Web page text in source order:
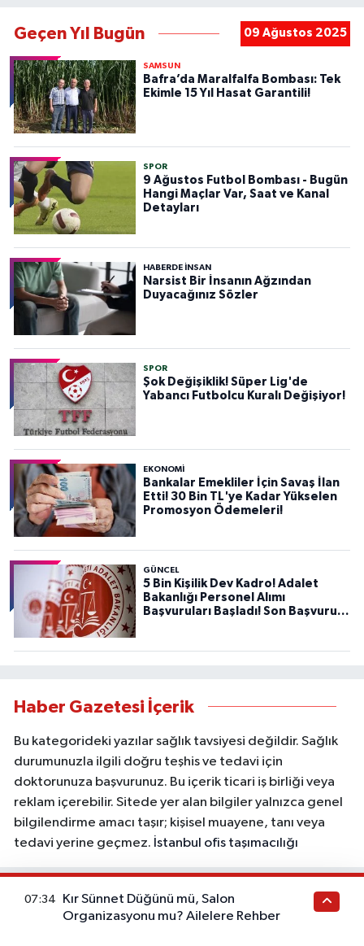
Geçen Yıl Bugün 09 Ağustos 2025
SAMSUN
Bafra’da Maralfalfa Bombası: Tek
Ekimle 15 Yıl Hasat Garantili!
SPOR
9 Ağustos Futbol Bombası - Bugün
Hangi Maçlar Var, Saat ve Kanal
Detayları
HABERDE INSAN
Narsist Bir İnsanın Ağzından
Duyacağınız Sözler
SPOR
Şok Değişiklik! Süper Lig'de
Yabancı Futbolcu Kuralı Değişiyor!
EKONOMİ
Bankalar Emekliler İçin Savaş İlan
Etti! 30 Bin TL'ye Kadar Yükselen
Promosyon Ödemeleri!
GÜNCEL
5 Bin Kişilik Dev Kadro! Adalet
Bakanlığı Personel Alımı
Başvuruları Başladı! Son Başvuru
Haber Gazetesi İçerik
Bu kategorideki yazılar sağlık tavsiyesi değildir. Sağlık
durumunuzla ilgili doğru teşhis ve tedavi için
doktorunuza başvurunuz. Bu içerik ticari iş birliği veya
reklam içerebilir. Sitede yer alan bilgiler yalnızca genel
bilgilendirme amacı taşır; kişisel muayene, tanı veya
tedavi yerine geçmez. İstanbul ofis taşımacılığı
07:34
Kır Sünnet Düğünü mü, Salon
Organizasyonu mu? Ailelere Rehber